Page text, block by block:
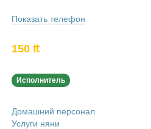
Показать телефон
150 ₶
Исполнитель
Домашний персонал
Услуги няни